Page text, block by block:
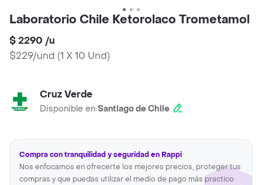
Laboratorio Chile Ketorolaco Trometamol
$ 2290 /u
$229/und (1 X 10 Und)
Cruz Verde
Disponible en Santiago de Chile
Compra con tranquilidad y seguridad en Rappi
Nos enfocamos en ofrecerte los mejores precios, proteger tus
compras y que puedas utilizar el medio de pago más practico